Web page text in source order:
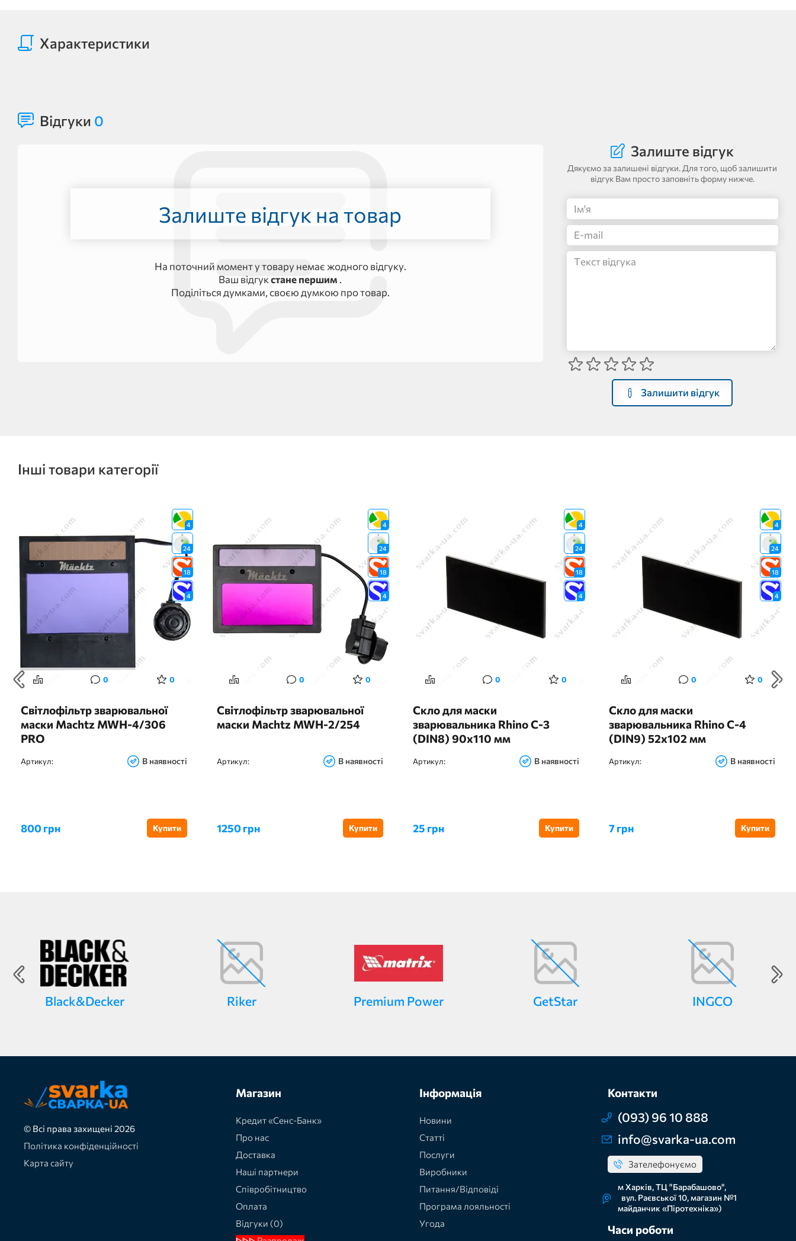
Характеристики
Відгуки 0
Залиште відгук на товар
На поточний момент у товару немає жодного відгуку.
Ваш відгукстане першим .
Поділіться думками, своєю думкою про товар.
Залиште відгук
Дякуємо за залишені відгуки. Для того, щоб залишити
відгук Вам просто заповніть форму нижче.
Залишити відгук
Інші товари категорії
4
24
18
4
0 0
Світлофільтр зварювальної
маски Machtz MWH-4/306
PRO
Артикул: В наявності
800 грн Купити
4
24
18
4
0 0
Світлофільтр зварювальної
маски Machtz MWH-2/254
Артикул: В наявності
1250 грн Купити
4
24
18
4
0 0
Скло для маски
зварювальника Rhino С-3
(DIN8) 90х110 мм
Артикул: В наявності
25 грн Купити
4
24
18
4
0 0
Скло для маски
зварювальника Rhino С-4
(DIN9) 52х102 мм
Артикул: В наявності
7 грн Купити
Black&Decker Riker Premium Power GetStar INGCO
© Всі права захищені 2026
Політика конфіденційності
Карта сайту
Магазин
Кредит «Сенс-Банк»
Про нас
Доставка
Наші партнери
Співробітництво
Оплата
Відгуки (0)
Інформація
Новини
Статті
Послуги
Виробники
Питання/Відповіді
Програма лояльності
Угода
Контакти
(093) 96 10 888
info@svarka-ua.com
Зателефонуємо
м Харків, ТЦ "Барабашово",
вул. Раєвської 10, магазин №1
майданчик «Піротехніка»)
Часи роботи